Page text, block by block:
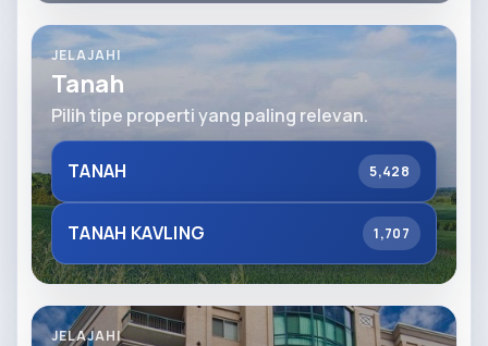
JELAJAHI
Tanah
Pilih tipe properti yang paling relevan.
TANAH 5,428
TANAH KAVLING 1,707
JELAJAHI